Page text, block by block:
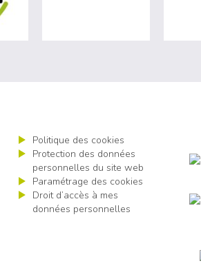
Politique des cookies
Protection des données
personnelles du site web
Paramétrage des cookies
Droit d’accès à mes
données personnelles